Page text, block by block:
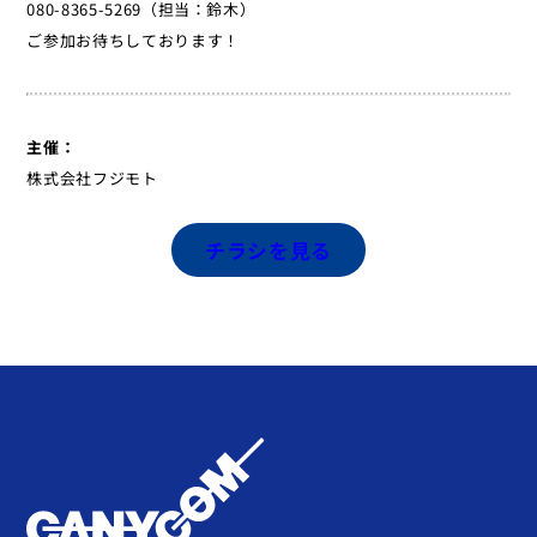
080-8365-5269（担当：鈴木）
ご参加お待ちしております！
主催：
株式会社フジモト
チラシを見る